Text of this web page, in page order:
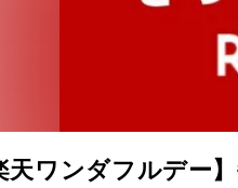
天ワンダフルデー